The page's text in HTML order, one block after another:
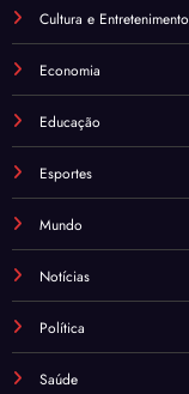
Cultura e Entretenimento
Economia
Educação
Esportes
Mundo
Notícias
Política
Saúde